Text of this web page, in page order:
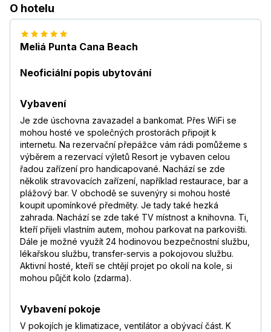
O hotelu
Meliá Punta Cana Beach
Neoficiální popis ubytování
Vybavení
Je zde úschovna zavazadel a bankomat. Přes WiFi se
mohou hosté ve společných prostorách připojit k
internetu. Na rezervační přepážce vám rádi pomůžeme s
výběrem a rezervací výletů Resort je vybaven celou
řadou zařízení pro handicapované. Nachází se zde
několik stravovacích zařízení, například restaurace, bar a
plážový bar. V obchodě se suvenýry si mohou hosté
koupit upomínkové předměty. Je tady také hezká
zahrada. Nachází se zde také TV místnost a knihovna. Ti,
kteří přijeli vlastním autem, mohou parkovat na parkovišti.
Dále je možné využít 24 hodinovou bezpečnostní službu,
lékařskou službu, transfer-servis a pokojovou službu.
Aktivní hosté, kteří se chtějí projet po okolí na kole, si
mohou půjčit kolo (zdarma).
Vybavení pokoje
V pokojích je klimatizace, ventilátor a obývací část. K